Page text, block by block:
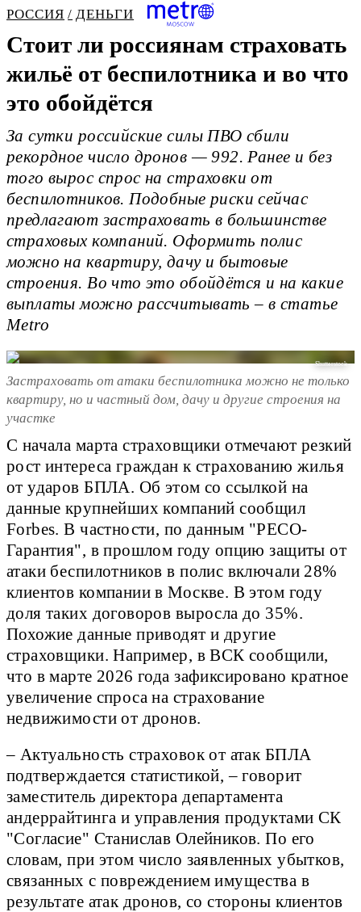
РОССИЯ ДЕНЬГИ
Стоит ли россиянам страховать
жильё от беспилотника и во что
это обойдётся
За сутки российские силы ПВО сбили
рекордное число дронов — 992. Ранее и без
того вырос спрос на страховки от
беспилотников. Подобные риски сейчас
предлагают застраховать в большинстве
страховых компаний. Оформить полис
можно на квартиру, дачу и бытовые
строения. Во что это обойдётся и на какие
выплаты можно рассчитывать – в статье
Metro
Shutterstock
Застраховать от атаки беспилотника можно не только
квартиру, но и частный дом, дачу и другие строения на
участке
С начала марта страховщики отмечают резкий
рост интереса граждан к страхованию жилья
от ударов БПЛА. Об этом со ссылкой на
данные крупнейших компаний сообщил
Forbes. В частности, по данным "РЕСО-
Гарантия", в прошлом году опцию защиты от
атаки беспилотников в полис включали 28%
клиентов компании в Москве. В этом году
доля таких договоров выросла до 35%.
Похожие данные приводят и другие
страховщики. Например, в ВСК сообщили,
что в марте 2026 года зафиксировано кратное
увеличение спроса на страхование
недвижимости от дронов.
– Актуальность страховок от атак БПЛА
подтверждается статистикой, – говорит
заместитель директора департамента
андеррайтинга и управления продуктами СК
"Согласие" Станислав Олейников. По его
словам, при этом число заявленных убытков,
связанных с повреждением имущества в
результате атак дронов, со стороны клиентов